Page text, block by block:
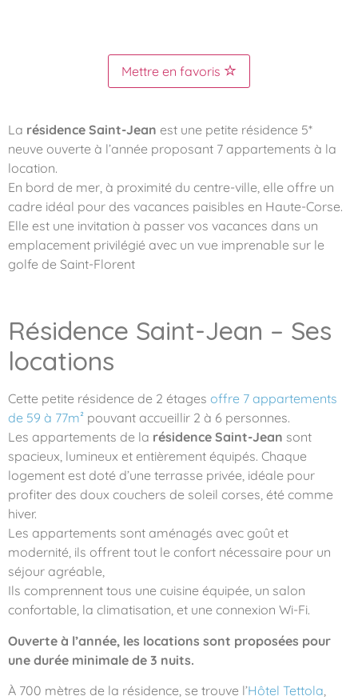
Mettre en favoris
La résidence Saint-Jean est une petite résidence 5*
neuve ouverte à l’année proposant 7 appartements à la
location.
En bord de mer, à proximité du centre-ville, elle offre un
cadre idéal pour des vacances paisibles en Haute-Corse.
Elle est une invitation à passer vos vacances dans un
emplacement privilégié avec un vue imprenable sur le
golfe de Saint-Florent
Résidence Saint-Jean – Ses
locations
Cette petite résidence de 2 étages offre 7 appartements
de 59 à 77m² pouvant accueillir 2 à 6 personnes.
Les appartements de la résidence Saint-Jean sont
spacieux, lumineux et entièrement équipés. Chaque
logement est doté d’une terrasse privée, idéale pour
profiter des doux couchers de soleil corses, été comme
hiver.
Les appartements sont aménagés avec goût et
modernité, ils offrent tout le confort nécessaire pour un
séjour agréable,
Ils comprennent tous une cuisine équipée, un salon
confortable, la climatisation, et une connexion Wi-Fi.
Ouverte à l’année, les locations sont proposées pour
une durée minimale de 3 nuits.
À 700 mètres de la résidence, se trouve l’Hôtel Tettola,